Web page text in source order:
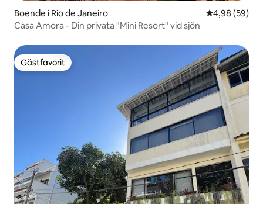
Boende i Rio de Janeiro 4,98 av 5 i
4,98 (59)
Casa Amora - Din privata "Mini Resort" vid sjön
Gästfavorit
Gästfavorit